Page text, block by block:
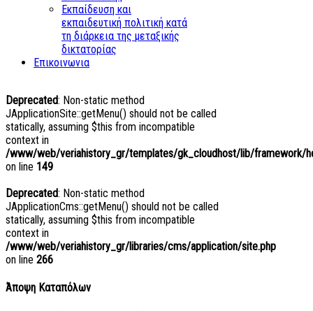
Εκπαίδευση και
εκπαιδευτική πολιτική κατά
τη διάρκεια της μεταξικής
δικτατορίας
Επικοινωνια
Deprecated: Non-static method
JApplicationSite::getMenu() should not be called
statically, assuming $this from incompatible
context in
/www/web/veriahistory_gr/templates/gk_cloudhost/lib/framework/
on line 149
Deprecated: Non-static method
JApplicationCms::getMenu() should not be called
statically, assuming $this from incompatible
context in
/www/web/veriahistory_gr/libraries/cms/application/site.php
on line 266
Άποψη Καταπόλων